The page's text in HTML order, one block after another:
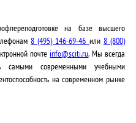
на базе высшего
8 (495) 146-69-46 или 8 (800)
почте info@sciti.ru. Мы всегда
современными учебными
на современном рынке